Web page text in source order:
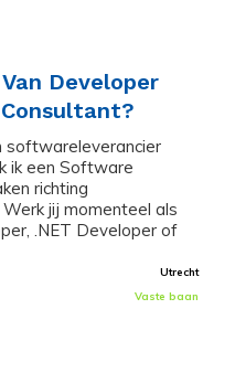
Developer
softwareleverancier
ik een Software
richting
jij momenteel als
.NET Developer of
Utrecht
Vaste baan